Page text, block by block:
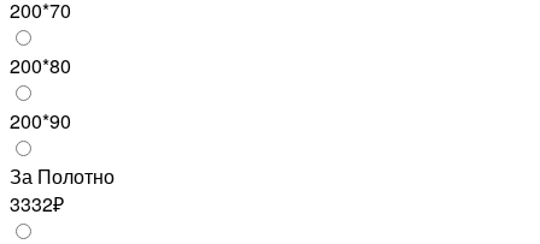
200*70
200*80
200*90
За Полотно
3332₽